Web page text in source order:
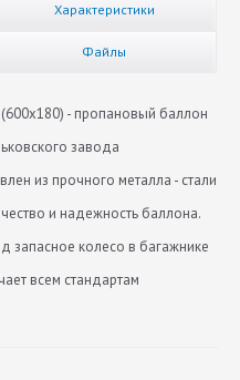
Характеристики
Файлы
- пропановый баллон
завода
из прочного металла - стали
и надежность баллона.
запасное колесо в багажнике
всем стандартам